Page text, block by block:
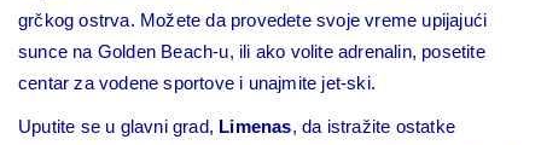
grčkog ostrva. Možete da provedete svoje vreme upijajući
sunce na Golden Beach-u, ili ako volite adrenalin, posetite
centar za vodene sportove i unajmite jet-ski.
Uputite se u glavni grad, Limenas, da istražite ostatke